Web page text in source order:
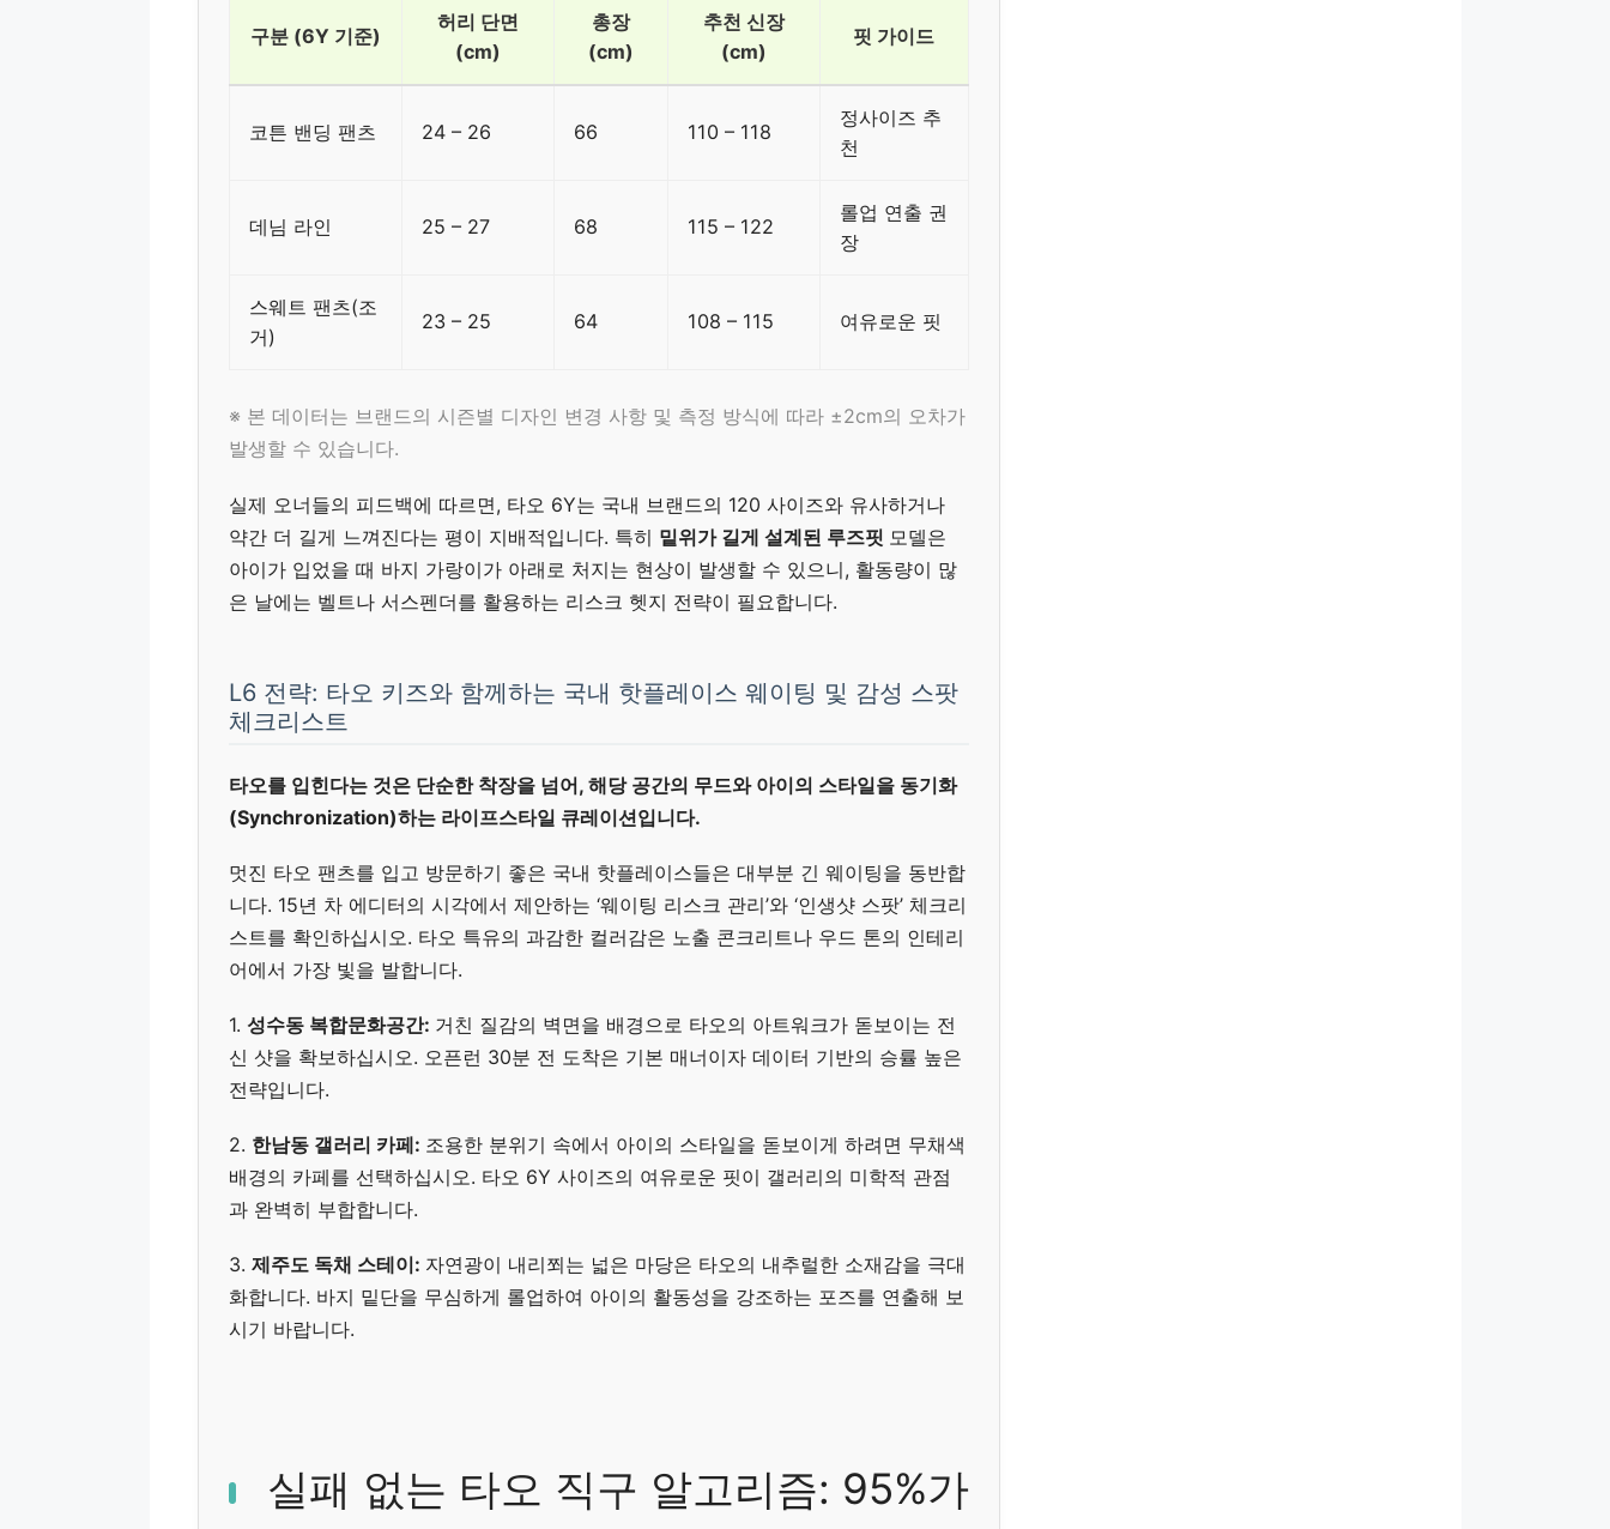
구분 (6Y 기준)
허리 단면
(cm)
총장
(cm)
추천 신장
(cm)
핏 가이드
코튼 밴딩 팬츠 24 – 26 66 110 – 118
정사이즈 추
천
데님 라인 25 – 27 68 115 – 122
롤업 연출 권
장
스웨트 팬츠(조
거)
23 – 25 64 108 – 115 여유로운 핏
※ 본 데이터는 브랜드의 시즌별 디자인 변경 사항 및 측정 방식에 따라 ±2cm의 오차가
발생할 수 있습니다.
실제 오너들의 피드백에 따르면, 타오 6Y는 국내 브랜드의 120 사이즈와 유사하거나
약간 더 길게 느껴진다는 평이 지배적입니다. 특히 밑위가 길게 설계된 루즈핏 모델은
아이가 입었을 때 바지 가랑이가 아래로 처지는 현상이 발생할 수 있으니, 활동량이 많
은 날에는 벨트나 서스펜더를 활용하는 리스크 헷지 전략이 필요합니다.
L6 전략: 타오 키즈와 함께하는 국내 핫플레이스 웨이팅 및 감성 스팟
체크리스트
타오를 입힌다는 것은 단순한 착장을 넘어, 해당 공간의 무드와 아이의 스타일을 동기화
(Synchronization)하는 라이프스타일 큐레이션입니다.
멋진 타오 팬츠를 입고 방문하기 좋은 국내 핫플레이스들은 대부분 긴 웨이팅을 동반합
니다. 15년 차 에디터의 시각에서 제안하는 ‘웨이팅 리스크 관리’와 ‘인생샷 스팟’ 체크리
스트를 확인하십시오. 타오 특유의 과감한 컬러감은 노출 콘크리트나 우드 톤의 인테리
어에서 가장 빛을 발합니다.
1. 성수동 복합문화공간: 거친 질감의 벽면을 배경으로 타오의 아트워크가 돋보이는 전
신 샷을 확보하십시오. 오픈런 30분 전 도착은 기본 매너이자 데이터 기반의 승률 높은
전략입니다.
2. 한남동 갤러리 카페: 조용한 분위기 속에서 아이의 스타일을 돋보이게 하려면 무채색
배경의 카페를 선택하십시오. 타오 6Y 사이즈의 여유로운 핏이 갤러리의 미학적 관점
과 완벽히 부합합니다.
3. 제주도 독채 스테이: 자연광이 내리쬐는 넓은 마당은 타오의 내추럴한 소재감을 극대
화합니다. 바지 밑단을 무심하게 롤업하여 아이의 활동성을 강조하는 포즈를 연출해 보
시기 바랍니다.
실패 없는 타오 직구 알고리즘: 95%가